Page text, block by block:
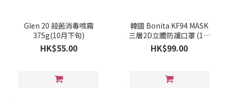
Glen 20 殺菌消毒噴霧
375g(10月下旬)
HK$55.00
韓國 Bonita KF94 MASK
三層2D立體防護口罩 (1套
100個)(9月下旬)
HK$99.00